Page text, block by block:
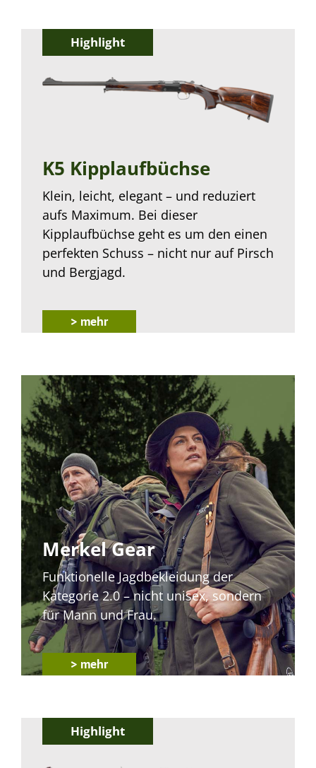
Highlight
K5 Kipplaufbüchse
Klein, leicht, elegant – und reduziert
aufs Maximum. Bei dieser
Kipplaufbüchse geht es um den einen
perfekten Schuss – nicht nur auf Pirsch
und Bergjagd.
> mehr
Merkel Gear
Funktionelle Jagdbekleidung der
Kategorie 2.0 – nicht unisex, sondern
für Mann und Frau.
> mehr
Highlight